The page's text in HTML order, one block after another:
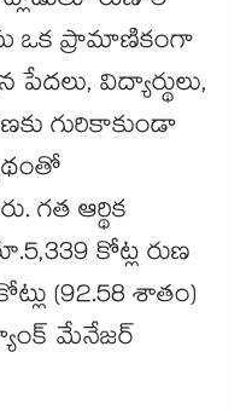
ఒక ప్రామాణికంగా
విద్యార్థులు,
గురికాకుండా
గత ఆర్థిక
కోట్ల రుణ
(92.58 శాతం)
మేనేజర్